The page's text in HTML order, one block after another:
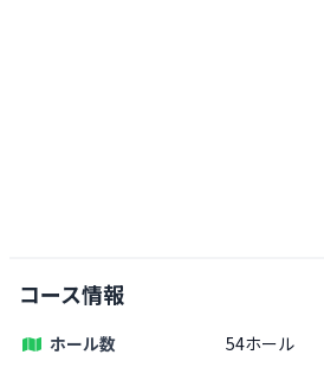
コース情報
ホール数
54ホール